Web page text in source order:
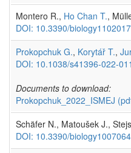
Montero R., Ho Chan T.,
DOI: 10.3390/
Prokopchuk G., Korytář T.,
DOI: 10.1038/s41396-022-
Documents to download:
Prokopchuk_2022_ISMEJ
Schäfer N., Matoušek J.,
DOI: 10.3390/